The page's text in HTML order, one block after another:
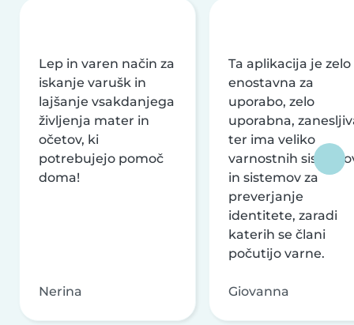
Lep in varen način za
iskanje varušk in
lajšanje vsakdanjega
življenja mater in
očetov, ki
potrebujejo pomoč
doma!
Nerina
Ta aplikacija je zelo
enostavna za
uporabo, zelo
uporabna,
ter ima veliko
varnostnih
in sistemov za
preverjanje
identitete, zaradi
katerih se člani
počutijo varne.
Giovanna